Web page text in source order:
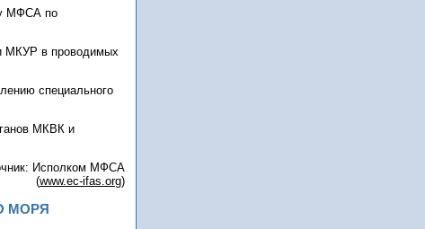
МФСА по
МКУР в проводимых
специального
МКВК и
Исполком МФСА
(www.ec-ifas.org)
МОРЯ